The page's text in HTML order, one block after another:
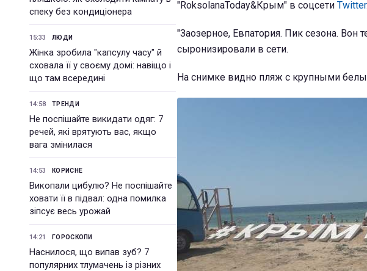
спеку без кондиціонера
15:33 ЛЮДИ
Жінка зробила "капсулу часу" й
сховала її у своєму домі: навіщо і
що там всередині
14:58 ТРЕНДИ
Не поспішайте викидати одяг: 7
речей, які врятують вас, якщо
вага змінилася
14:53 КОРИСНЕ
Викопали цибулю? Не поспішайте
ховати її в підвал: одна помилка
зіпсує весь урожай
14:21 ГОРОСКОПИ
Наснилося, що випав зуб? 7
популярних тлумачень із різних
"RoksolanaToday&Крым" в соцсети Twitter.
"Заозерное, Евпатория. Пик сезона.
сыронизировали в сети.
На снимке видно пляж с крупными